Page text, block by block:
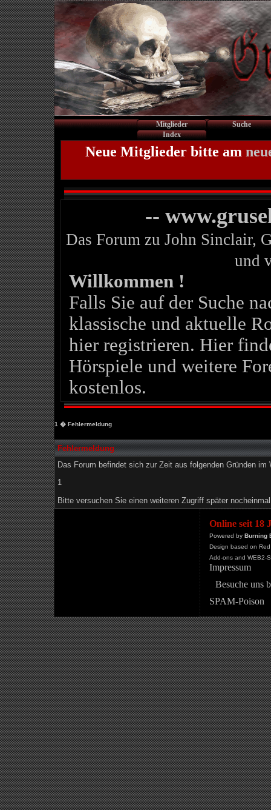
Mitglieder
Suche
Index
Neue Mitglieder bitte am
--
Das Forum zu John Sinclair,
und
Willkommen !
Falls Sie auf der Suche
klassische und aktuelle
hier registrieren. Hier
Hörspiele und weitere
kostenlos.
1 � Fehlermeldung
Fehlermeldung
Das Forum befindet sich zur Zeit aus folgenden Gründen im
1
Bitte versuchen Sie einen weiteren Zugriff später
Online seit 18
Powered by Burning
Design based on
Add-ons and WEB2-
Impressum
Besuche uns
SPAM-Poison